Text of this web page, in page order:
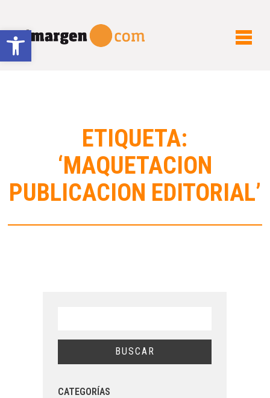
Abrir barra de herramientas
ETIQUETA:
‘MAQUETACION
PUBLICACION EDITORIAL’
CATEGORÍAS